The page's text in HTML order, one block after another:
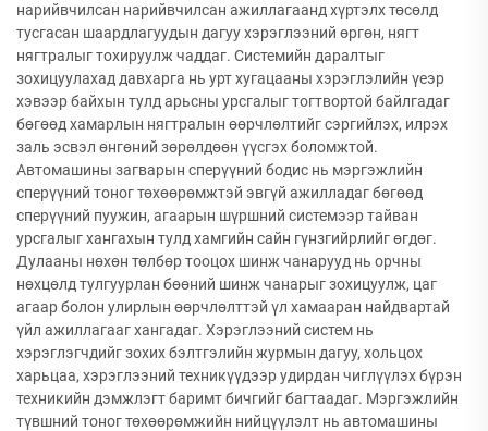
нарийвчилсан нарийвчилсан ажиллагаанд хүртэлх төсөлд
тусгасан шаардлагуудын дагуу хэрэглээний өргөн, нягт
нягтралыг тохируулж чаддаг. Системийн даралтыг
зохицуулахад давхарга нь урт хугацааны хэрэглэлийн үеэр
хэвээр байхын тулд арьсны урсгалыг тогтвортой байлгадаг
бөгөөд хамарлын нягтралын өөрчлөлтийг сэргийлэх, илрэх
заль эсвэл өнгөний зөрөлдөөн үүсгэх боломжтой.
Автомашины загварын сперүүний бодис нь мэргэжлийн
сперүүний тоног төхөөрөмжтэй эвгүй ажилладаг бөгөөд
сперүүний пуужин, агаарын шүршний системээр тайван
урсгалыг хангахын тулд хамгийн сайн гүнзгийрлийг өгдөг.
Дулааны нөхөн төлбөр тооцох шинж чанарууд нь орчны
нөхцөлд тулгуурлан бөөний шинж чанарыг зохицуулж, цаг
агаар болон улирлын өөрчлөлттэй үл хамааран найдвартай
үйл ажиллагааг хангадаг. Хэрэглээний систем нь
хэрэглэгчдийг зохих бэлтгэлийн журмын дагуу, хольцох
харьцаа, хэрэглээний техникүүдээр удирдан чиглүүлэх бүрэн
техникийн дэмжлэгт баримт бичгийг багтаадаг. Мэргэжлийн
түвшний тоног төхөөрөмжийн нийцүүлэлт нь автомашины